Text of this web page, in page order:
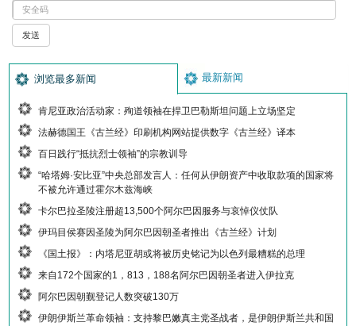
浏览最多新闻 最新新闻
肯尼亚政治活动家：殉道领袖在捍卫巴勒斯坦问题上立场坚定
法赫德国王《古兰经》印刷机构网站提供数字《古兰经》译本
百日践行“抵抗烈士领袖”的宗教训导
“哈塔姆·安比亚”中央总部发言人：任何从伊朗资产中收取款项的国家将
不被允许通过霍尔木兹海峡
卡尔巴拉圣陵注册超13,500个阿尔巴因服务与哀悼仪仗队
伊玛目侯赛因圣陵为阿尔巴因朝圣者推出《古兰经》计划
《国土报》：内塔尼亚胡或将被历史铭记为以色列最糟糕的总理
来自172个国家的1，813，188名阿尔巴因朝圣者进入伊拉克
阿尔巴因朝觐登记人数突破130万
伊朗伊斯兰革命领袖：支持黎巴嫩真主党圣战者，是伊朗伊斯兰共和国